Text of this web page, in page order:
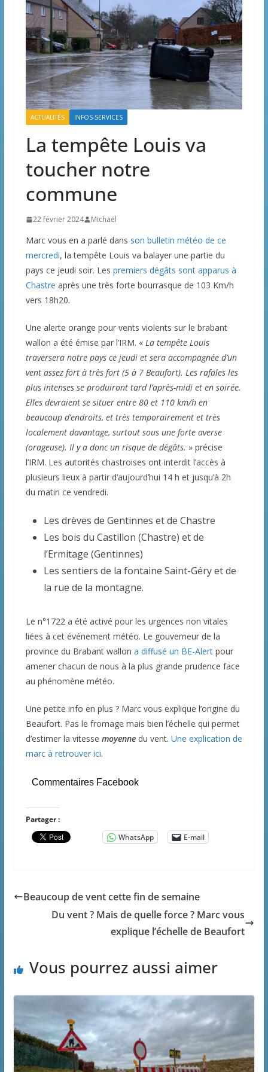
ACTUALITÉS INFOS-SERVICES
La tempête Louis va
toucher notre
commune
22 février 2024 Michaël
Marc vous en a parlé dans son bulletin météo de ce
mercredi, la tempête Louis va balayer une partie du
pays ce jeudi soir. Les premiers dégâts sont apparus à
Chastre après une très forte bourrasque de 103 Km/h
vers 18h20.
Une alerte orange pour vents violents sur le brabant
wallon a été émise par l’IRM. « La tempête Louis
traversera notre pays ce jeudi et sera accompagnée d’un
vent assez fort à très fort (5 à 7 Beaufort). Les rafales les
plus intenses se produiront tard l’après-midi et en soirée.
Elles devraient se situer entre 80 et 110 km/h en
beaucoup d’endroits, et très temporairement et très
localement davantage, surtout sous une forte averse
(orageuse). Il y a donc un risque de dégâts. » précise
l’IRM. Les autorités chastroises ont interdit l’accès à
plusieurs lieux à partir d’aujourd’hui 14 h et jusqu’à 2h
du matin ce vendredi.
Les drèves de Gentinnes et de Chastre
Les bois du Castillon (Chastre) et de
l’Ermitage (Gentinnes)
Les sentiers de la fontaine Saint-Géry et de
la rue de la montagne.
Le n°1722 a été activé pour les urgences non vitales
liées à cet événement météo. Le gouverneur de la
province du Brabant wallon a diffusé un BE-Alertpour
amener chacun de nous à la plus grande prudence face
au phénomène météo.
Une petite info en plus ? Marc vous explique l’origine du
Beaufort. Pas le fromage mais bien l’échelle qui permet
d’estimer la vitesse moyennedu vent. Une explication de
marc à retrouver ici.
Commentaires Facebook
Partager :
WhatsApp
E-mail
Beaucoup de vent cette fin de semaine
Du vent ? Mais de quelle force ? Marc vous
explique l’échelle de Beaufort
Vous pourrez aussi aimer